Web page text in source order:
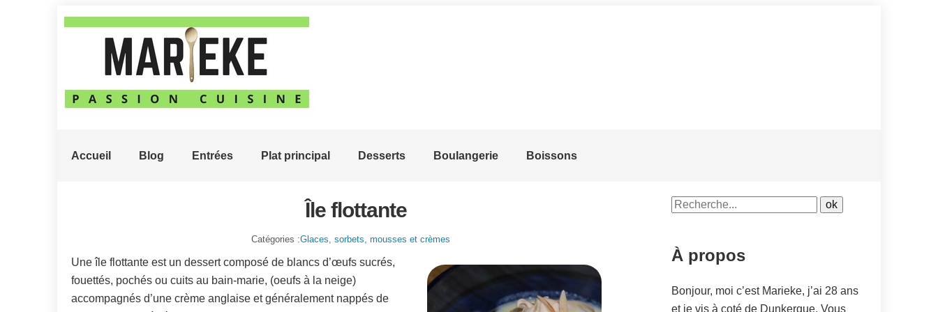
Accueil Blog Entrées Plat principal Desserts Boulangerie Boissons
Île flottante
Catégories :Glaces, sorbets, mousses et crèmes
Une île flottante est un dessert composé de blancs d’œufs sucrés,
fouettés, pochés ou cuits au bain-marie, (oeufs à la neige)
accompagnés d’une crème anglaise et généralement nappés de
À propos
Bonjour, moi c’est Marieke, j’ai 28 ans
et je vis à coté de Dunkerque. Vous